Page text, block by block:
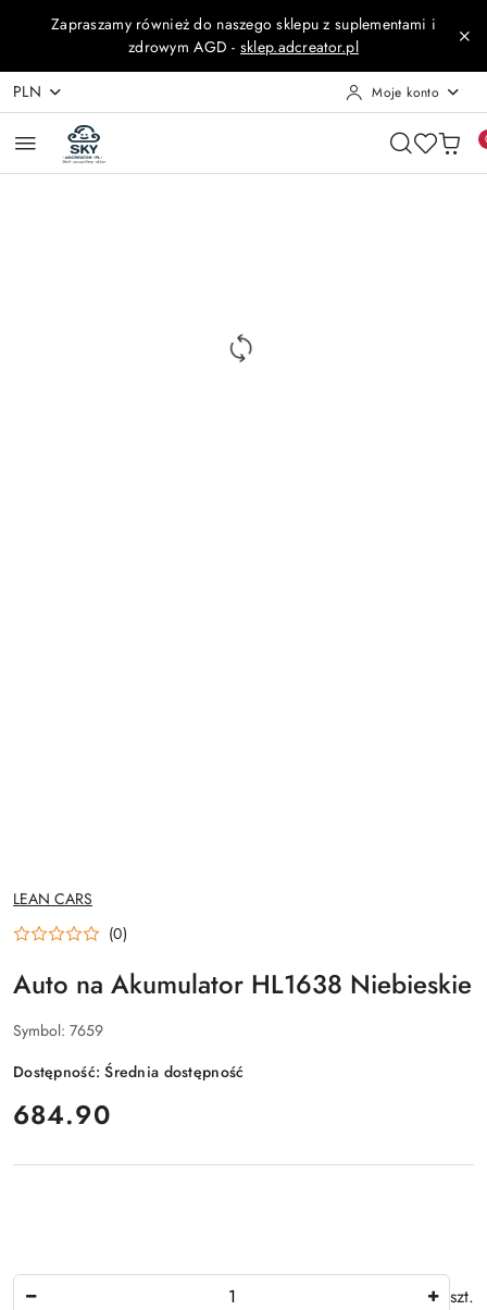
Przejdź do treści głównej
Przejdź do wyszukiwarki
Przejdź do moje konto
Przejdź do menu głównego
Przejdź do opisu produktu
Przejdź do stopki
Zapraszamy również do naszego sklepu z suplementami i
zdrowym AGD - sklep.adcreator.pl
PLN Moje konto
NAZWA
PRODUCENTA:
LEAN CARS
(0)
Auto na Akumulator HL1638 Niebieskie
Symbol: 7659
Dostępność:Średnia dostępność
cena:
684.90
szt.